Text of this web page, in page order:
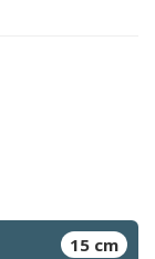
15 cm